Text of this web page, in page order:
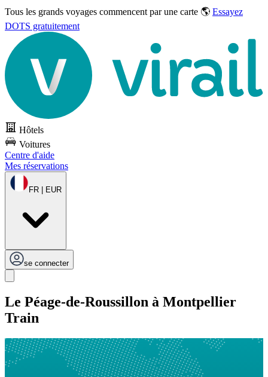
Tous les grands voyages commencent par une carte 🌎 Essayez
DOTS gratuitement
Hôtels
Voitures
Centre d'aide
Mes réservations
FR | EUR
se connecter
Le Péage-de-Roussillon à Montpellier
Train